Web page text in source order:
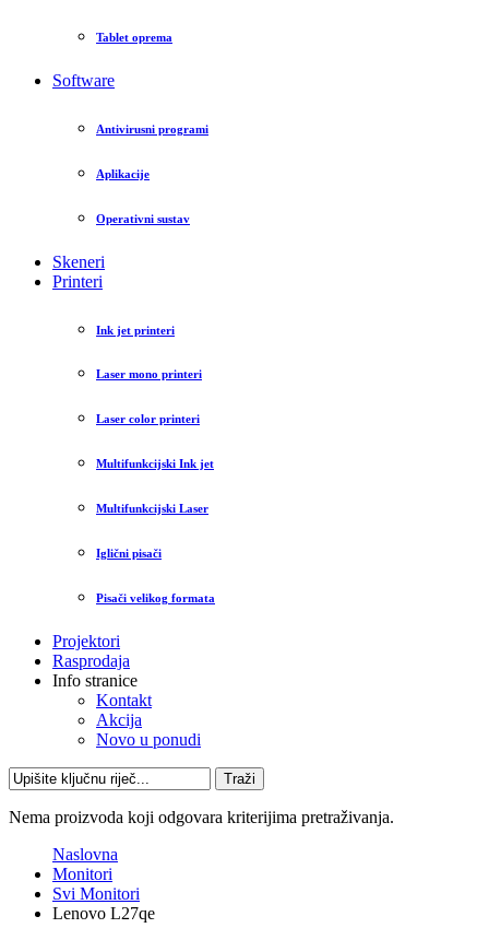
Tablet oprema
Software
Antivirusni programi
Aplikacije
Operativni sustav
Skeneri
Printeri
Ink jet printeri
Laser mono printeri
Laser color printeri
Multifunkcijski Ink jet
Multifunkcijski Laser
Iglični pisači
Pisači velikog formata
Projektori
Rasprodaja
Info stranice
Kontakt
Akcija
Novo u ponudi
Traži
Nema proizvoda koji odgovara kriterijima pretraživanja.
Naslovna
Monitori
Svi Monitori
Lenovo L27qe